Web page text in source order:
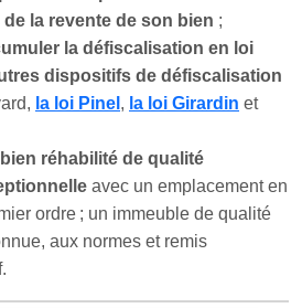
la revente de son bien ;
la défiscalisation en loi
dispositifs de défiscalisation
la loi Pinel , la loi Girardin et
réhabilité de qualité
avec un emplacement en
ordre ; un immeuble de qualité
aux normes et remis